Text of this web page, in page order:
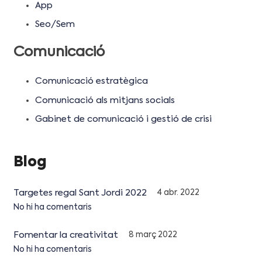
App
Seo/Sem
Comunicació
Comunicació estratègica
Comunicació als mitjans socials
Gabinet de comunicació i gestió de crisi
Blog
Targetes regal Sant Jordi 2022
4 abr. 2022
No hi ha comentaris
Fomentar la creativitat
8 març 2022
No hi ha comentaris